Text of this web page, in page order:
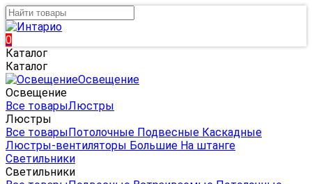
0
Каталог
Каталог
Освещение
Освещение
Все товарыЛюстры
Люстры
Все товарыПотолочные Подвесные Каскадные
Люстры-вентиляторы Большие На штанге
Светильники
Светильники